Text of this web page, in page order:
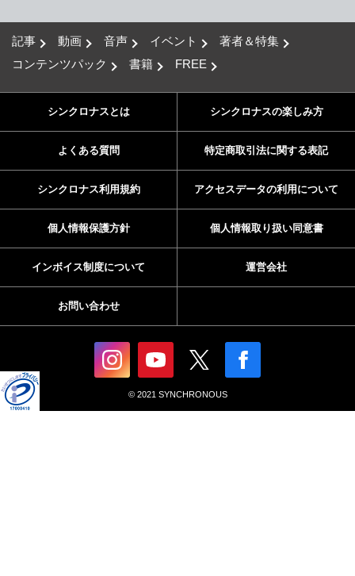
記事 動画 音声 イベント
著者＆特集
コンテンツパック
書籍 FREE
シンクロナスとは シンクロナスの楽しみ方
よくある質問 特定商取引法に関する表記
シンクロナス利用規約 アクセスデータの利用について
個人情報保護方針 個人情報取り扱い同意書
インボイス制度について 運営会社
お問い合わせ
© 2021 SYNCHRONOUS